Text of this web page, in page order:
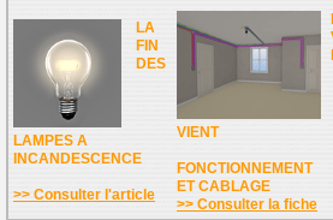
LA
FIN
DES
LAMPES A
INCANDESCENCE
>> Consulter l'article
VIENT
FONCTIONNEMENT
ET CABLAGE
>> Consulter la fiche